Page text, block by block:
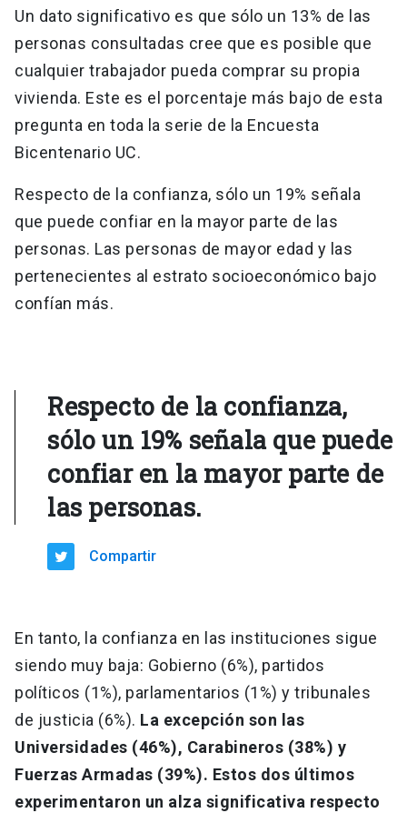
Un dato significativo es que sólo un 13% de las
personas consultadas cree que es posible que
cualquier trabajador pueda comprar su propia
vivienda. Este es el porcentaje más bajo de esta
pregunta en toda la serie de la Encuesta
Bicentenario UC.
Respecto de la confianza, sólo un 19% señala
que puede confiar en la mayor parte de las
personas. Las personas de mayor edad y las
pertenecientes al estrato socioeconómico bajo
confían más.
Respecto de la confianza,
sólo un 19% señala que puede
confiar en la mayor parte de
las personas.
Compartir
En tanto, la confianza en las instituciones sigue
siendo muy baja: Gobierno (6%), partidos
políticos (1%), parlamentarios (1%) y tribunales
de justicia (6%). La excepción son las
Universidades (46%), Carabineros (38%) y
Fuerzas Armadas (39%). Estos dos últimos
experimentaron un alza significativa respecto